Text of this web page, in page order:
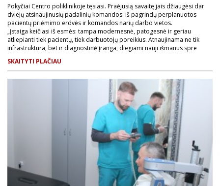
Pokyčiai Centro poliklinikoje tęsiasi. Praėjusią savaitę jais džiaugėsi dar
dviejų atsinaujinusių padalinių komandos: iš pagrindų perplanuotos
pacientų priėmimo erdvės ir komandos narių darbo vietos.
„Įstaiga keičiasi iš esmės: tampa modernesnė, patogesnė ir geriau
atliepianti tiek pacientų, tiek darbuotojų poreikius. Atnaujinama ne tik
infrastruktūra, bet ir diagnostinė įranga, diegiami nauji išmanūs spre
SKAITYTI PLAČIAU